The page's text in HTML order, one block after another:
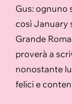
Gus: ognuno
così January
Grande
proverà a
nonostante
felici e